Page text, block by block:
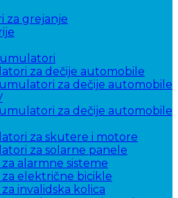
za grejanje
za dečije automobile
za dečije automobile
za dečije automobile
za skutere i motore
za solarne panele
alarmne sisteme
električne bicikle
invalidska kolica